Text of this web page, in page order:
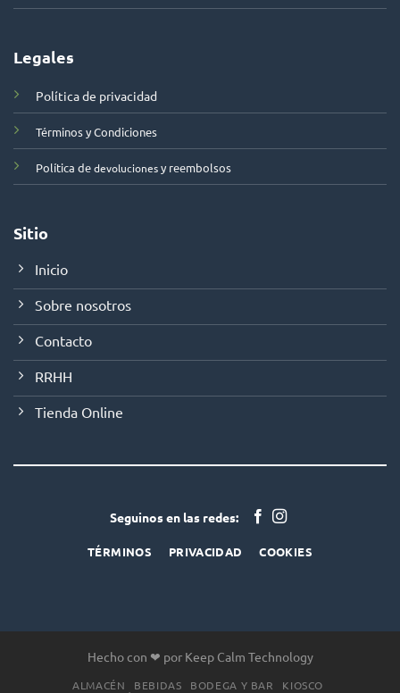
Legales
Política de privacidad
Términos y Condiciones
Política dedevolucionesy reembolsos
Sitio
Inicio
Sobre nosotros
Contacto
RRHH
Tienda Online
Seguinos en las redes:
TÉRMINOS PRIVACIDAD COOKIES
Hecho con ❤ por Keep Calm Technology
ALMACÉN BEBIDAS BODEGA Y BAR
KIOSCO